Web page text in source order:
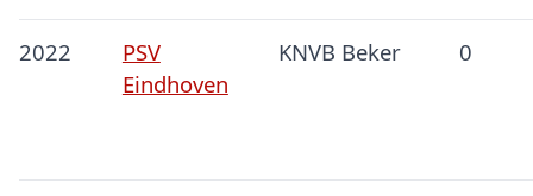
2022
PSV
Eindhoven
KNVB Beker 0